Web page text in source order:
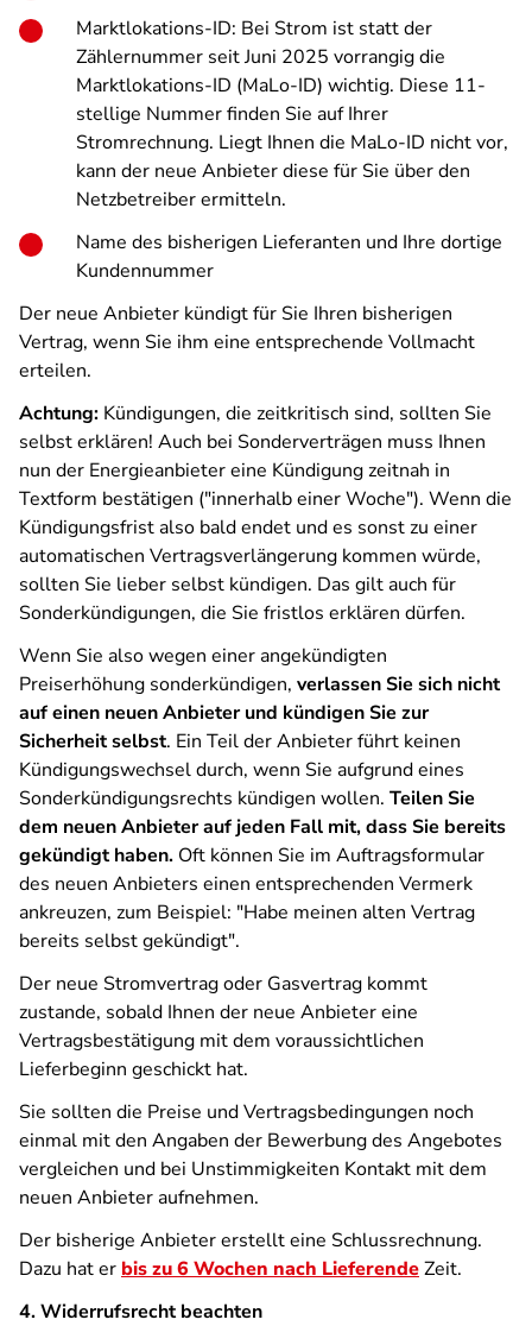
Marktlokations-ID: Bei Strom ist statt der
Zählernummer seit Juni 2025 vorrangig die
Marktlokations-ID (MaLo-ID) wichtig. Diese 11-
stellige Nummer finden Sie auf Ihrer
Stromrechnung. Liegt Ihnen die MaLo-ID nicht vor,
kann der neue Anbieter diese für Sie über den
Netzbetreiber ermitteln.
Name des bisherigen Lieferanten und Ihre dortige
Kundennummer
Der neue Anbieter kündigt für Sie Ihren bisherigen
Vertrag, wenn Sie ihm eine entsprechende Vollmacht
erteilen.
Achtung: Kündigungen, die zeitkritisch sind, sollten Sie
selbst erklären! Auch bei Sonderverträgen muss Ihnen
nun der Energieanbieter eine Kündigung zeitnah in
Textform bestätigen ("innerhalb einer Woche"). Wenn die
Kündigungsfrist also bald endet und es sonst zu einer
automatischen Vertragsverlängerung kommen würde,
sollten Sie lieber selbst kündigen. Das gilt auch für
Sonderkündigungen, die Sie fristlos erklären dürfen.
Wenn Sie also wegen einer angekündigten
Preiserhöhung sonderkündigen, verlassen Sie sich nicht
auf einen neuen Anbieter und kündigen Sie zur
Sicherheit selbst. Ein Teil der Anbieter führt keinen
Kündigungswechsel durch, wenn Sie aufgrund eines
Sonderkündigungsrechts kündigen wollen. Teilen Sie
dem neuen Anbieter auf jeden Fall mit, dass Sie bereits
gekündigt haben. Oft können Sie im Auftragsformular
des neuen Anbieters einen entsprechenden Vermerk
ankreuzen, zum Beispiel: "Habe meinen alten Vertrag
bereits selbst gekündigt".
Der neue Stromvertrag oder Gasvertrag kommt
zustande, sobald Ihnen der neue Anbieter eine
Vertragsbestätigung mit dem voraussichtlichen
Lieferbeginn geschickt hat.
Sie sollten die Preise und Vertragsbedingungen noch
einmal mit den Angaben der Bewerbung des Angebotes
vergleichen und bei Unstimmigkeiten Kontakt mit dem
neuen Anbieter aufnehmen.
Der bisherige Anbieter erstellt eine Schlussrechnung.
Dazu hat er bis zu 6 Wochen nach LieferendeZeit.
4. Widerrufsrecht beachten